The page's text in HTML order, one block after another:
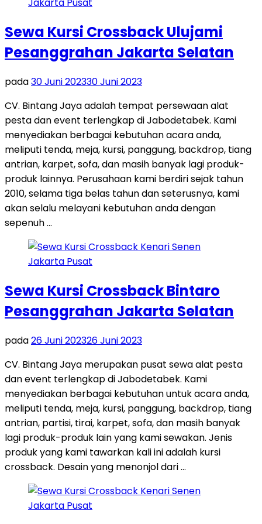
Sewa Kursi Crossback Ulujami
Pesanggrahan Jakarta Selatan
pada30 Juni 202330 Juni 2023
CV. Bintang Jaya adalah tempat persewaan alat
pesta dan event terlengkap di Jabodetabek. Kami
menyediakan berbagai kebutuhan acara anda,
meliputi tenda, meja, kursi, panggung, backdrop, tiang
antrian, karpet, sofa, dan masih banyak lagi produk-
produk lainnya. Perusahaan kami berdiri sejak tahun
2010, selama tiga belas tahun dan seterusnya, kami
akan selalu melayani kebutuhan anda dengan
sepenuh …
Sewa Kursi Crossback Bintaro
Pesanggrahan Jakarta Selatan
pada26 Juni 202326 Juni 2023
CV. Bintang Jaya merupakan pusat sewa alat pesta
dan event terlengkap di Jabodetabek. Kami
menyediakan berbagai kebutuhan untuk acara anda,
meliputi tenda, meja, kursi, panggung, backdrop, tiang
antrian, partisi, tirai, karpet, sofa, dan masih banyak
lagi produk-produk lain yang kami sewakan. Jenis
produk yang kami tawarkan kali ini adalah kursi
crossback. Desain yang menonjol dari …